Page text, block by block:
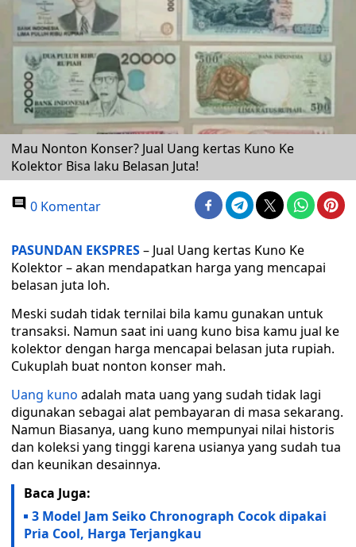
Mau Nonton Konser? Jual Uang kertas Kuno Ke
Kolektor Bisa laku Belasan Juta!
0 Komentar
PASUNDAN EKSPRES– Jual Uang kertas Kuno Ke
Kolektor – akan mendapatkan harga yang mencapai
belasan juta loh.
Meski sudah tidak ternilai bila kamu gunakan untuk
transaksi. Namun saat ini uang kuno bisa kamu jual ke
kolektor dengan harga mencapai belasan juta rupiah.
Cukuplah buat nonton konser mah.
Uang kuno adalah mata uang yang sudah tidak lagi
digunakan sebagai alat pembayaran di masa sekarang.
Namun Biasanya, uang kuno mempunyai nilai historis
dan koleksi yang tinggi karena usianya yang sudah tua
dan keunikan desainnya.
Baca Juga:
3 Model Jam Seiko Chronograph Cocok dipakai
Pria Cool, Harga Terjangkau